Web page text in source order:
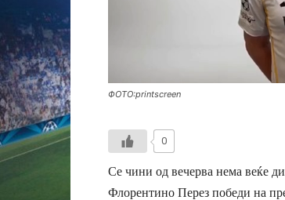
ФОТО:printscreen
0
Се чини од вечерва нема веќе
Флорентино Перез победи на